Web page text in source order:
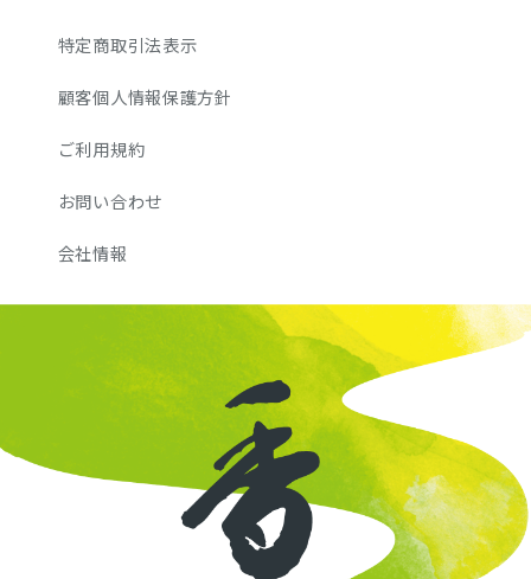
特定商取引法表示
顧客個人情報保護方針
ご利用規約
お問い合わせ
会社情報